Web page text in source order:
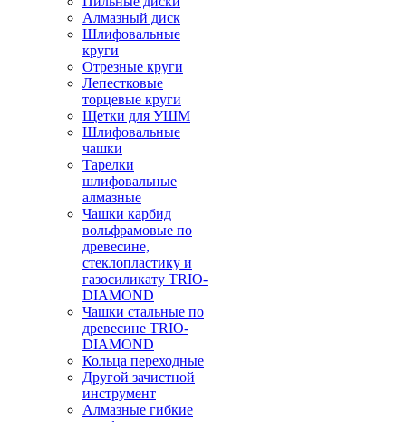
Алмазный диск
Шлифовальные
круги
Отрезные круги
Лепестковые
торцевые круги
Щетки для УШМ
Шлифовальные
чашки
Тарелки
шлифовальные
алмазные
Чашки карбид
вольфрамовые по
древесине,
стеклопластику и
газосиликату TRIO-
DIAMOND
Чашки стальные по
древесине TRIO-
DIAMOND
Кольца переходные
Другой зачистной
инструмент
Алмазные гибкие